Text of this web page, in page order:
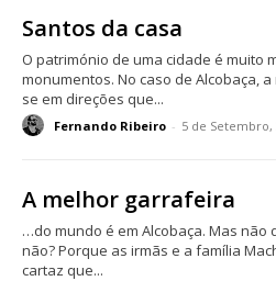
Santos da casa
O património de uma cidade é muito
monumentos. No caso de Alcobaça,
se em direções que...
Fernando Ribeiro - 5 de Setembro,
A melhor garrafeira
…do mundo é em Alcobaça. Mas não
não? Porque as irmãs e a família
cartaz que...